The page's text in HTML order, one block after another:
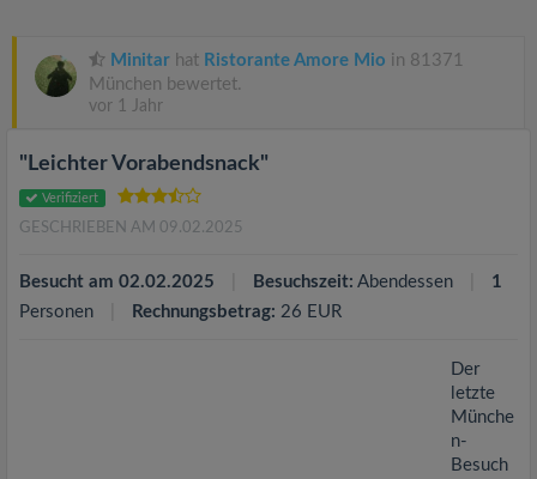
Minitar hat Ristorante Amore Mio in 81371
München bewertet.
vor 1 Jahr
"Leichter Vorabendsnack"
Verifiziert
GESCHRIEBEN AM 09.02.2025
Besucht am 02.02.2025 Besuchszeit: Abendessen
1
Personen
Rechnungsbetrag: 26 EUR
Der
letzte
Münche
n-
Besuch
a
t